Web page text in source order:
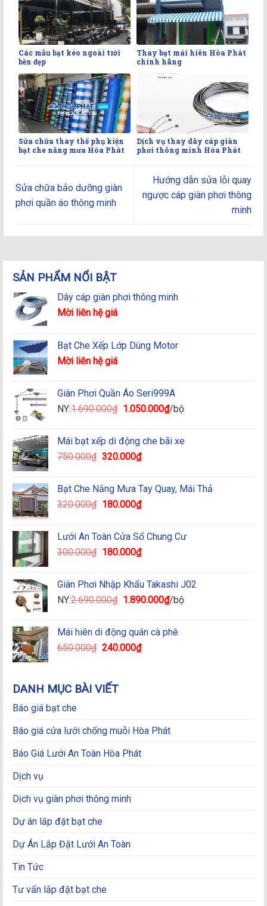
Các mẫu bạt kéo ngoài trời
bền đẹp
Thay bạt mái hiên Hòa Phát
chính hãng
Sửa chữa thay thế phụ kiện
bạt che nắng mưa Hòa Phát
Dịch vụ thay dây cáp giàn
phơi thông minh Hòa Phát
Sửa chữa bảo dưỡng giàn
phơi quần áo thông minh
Hướng dẫn sửa lỗi quay
ngược cáp giàn phơi thông
minh
SẢN PHẨM NỔI BẬT
Dây cáp giàn phơi thông minh
Mời liên hệ giá
Bạt Che Xếp Lớp Dùng Motor
Mời liên hệ giá
Giàn Phơi Quần Áo Seri999A
NY:1.690.000₫ Giá
1.690.000₫.
1.050.000₫Giá
là:
/bộ
Mái bạt xếp di động che bãi xe
750.000₫ Giá
750.000₫.
320.000₫Giá
là:
320.000₫.
Bạt Che Nắng Mưa Tay Quay, Mái Thả
320.000₫ Giá
320.000₫.
180.000₫Giá
tại
là:
180.000₫.
Lưới An Toàn Cửa Sổ Chung Cư
300.000₫ Giá
300.000₫.
180.000₫Giá
là:
180.000₫.
Giàn Phơi Nhập Khẩu Takashi J02
NY:2.690.000₫ Giá
2.690.000₫.
1.890.000₫Giá
là:
/bộ
Mái hiên di động quán cà phê
650.000₫ Giá
650.000₫.
240.000₫Giá
DANH MỤC BÀI VIẾT
Báo giá bạt che
Báo giá cửa lưới chống muỗi Hòa Phát
Báo Giá Lưới An Toàn Hòa Phát
Dịch vụ
Dịch vụ giàn phơi thông minh
Dự án lắp đặt bạt che
Dự Án Lắp Đặt Lưới An Toàn
Tin Tức
Tư vấn lắp đặt bạt che